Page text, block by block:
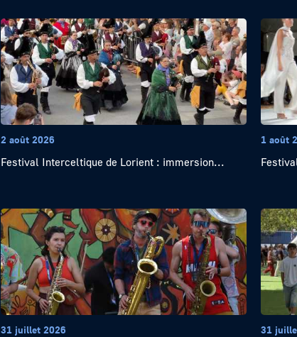
2 août 2026
Festival Interceltique de Lorient : immersion...
1 août
31 juillet 2026 31